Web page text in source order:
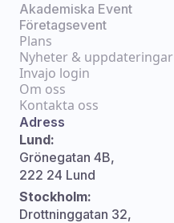
Akademiska Event
Företagsevent
Plans
Nyheter & uppdateringar
Invajo login
Om oss
Kontakta oss
Adress
Lund:
Grönegatan 4B,
222 24 Lund
Stockholm:
Drottninggatan 32,